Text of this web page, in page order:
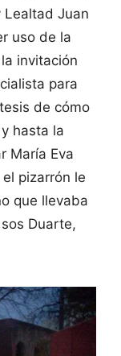
Juan
uso de la
invitación
para
de cómo
hasta la
María Eva
pizarrón le
que llevaba
Duarte,